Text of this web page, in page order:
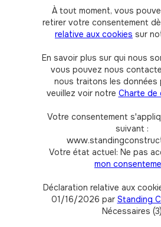
À tout moment, vous
retirer votre consentement
relative aux cookies sur
En savoir plus sur qui nous
vous pouvez nous
nous traitons les données
veuillez voir notre Charte de
Votre consentement
suivant :
Votre état actuel: Ne pas
mon
Déclaration relative aux
01/16/2026 par Standing
Nécessaires (3)